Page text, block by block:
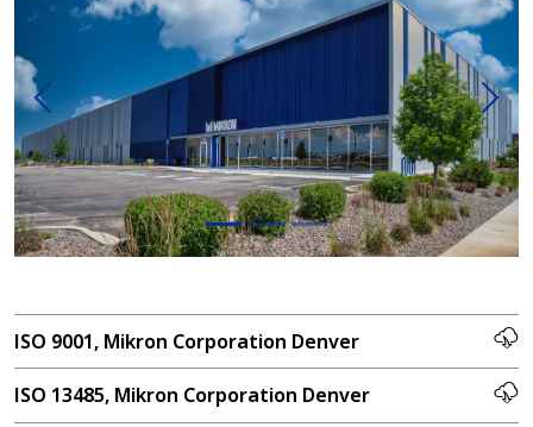
Vorherige
ISO 9001, Mikron Corporation Denver
ISO 13485, Mikron Corporation Denver